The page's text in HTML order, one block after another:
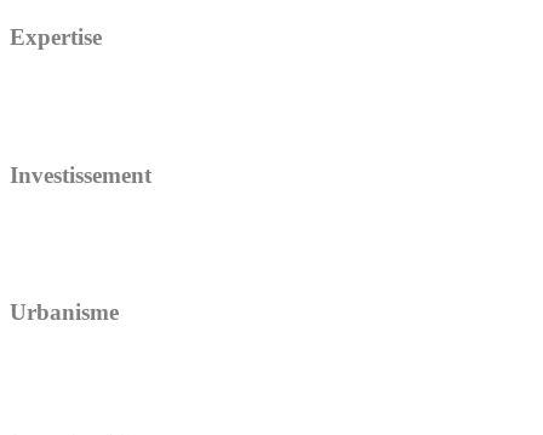
Expertise
Investissement
Urbanisme